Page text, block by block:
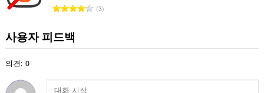
총
3
사용자 피드백
의견: 0